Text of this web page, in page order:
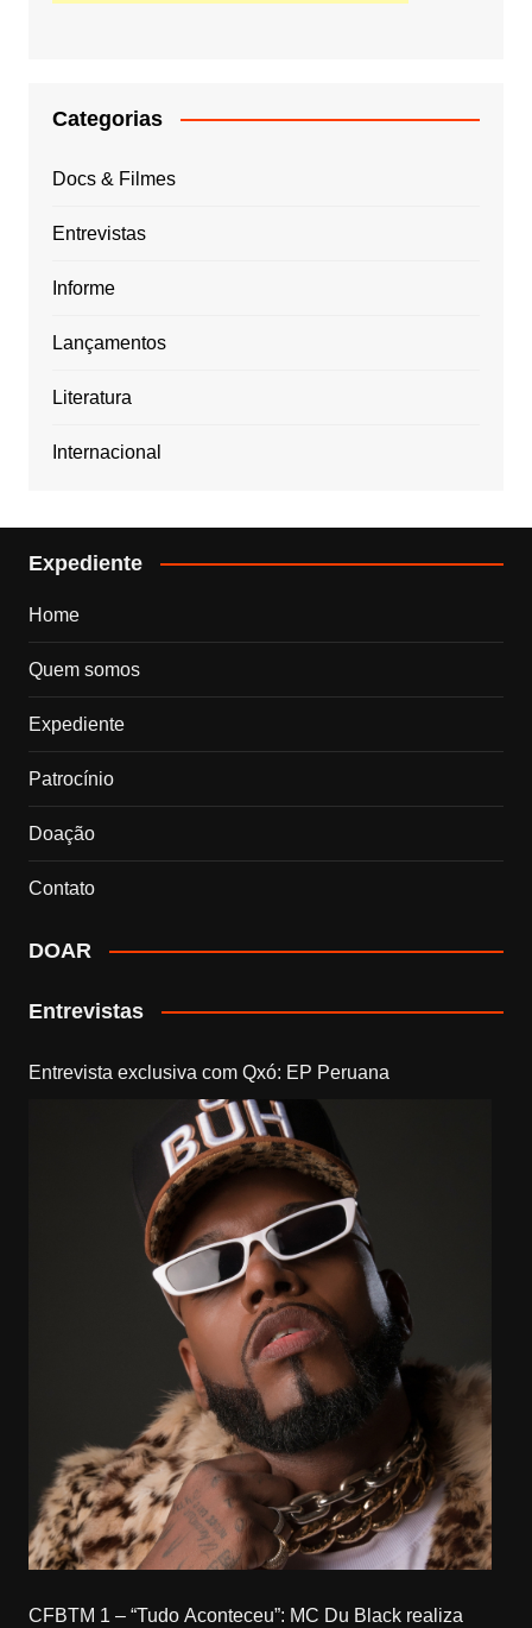
Categorias
Docs & Filmes
Entrevistas
Informe
Lançamentos
Literatura
Internacional
Expediente
Home
Quem somos
Expediente
Patrocínio
Doação
Contato
DOAR
Entrevistas
Entrevista exclusiva com Qxó: EP Peruana
CFBTM 1 – “Tudo Aconteceu”: MC Du Black realiza